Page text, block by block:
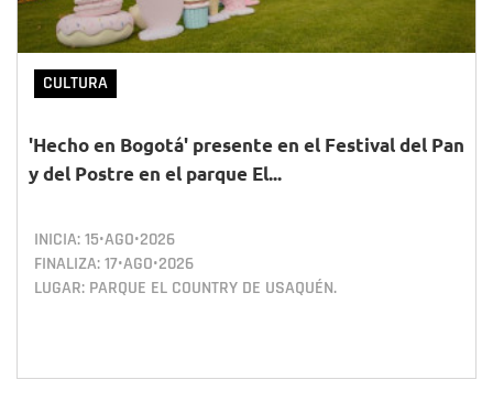
CULTURA
'Hecho en Bogotá' presente en el Festival del Pan
y del Postre en el parque El...
INICIA:15•AGO•2026
FINALIZA:17•AGO•2026
LUGAR: PARQUE EL COUNTRY DE USAQUÉN.